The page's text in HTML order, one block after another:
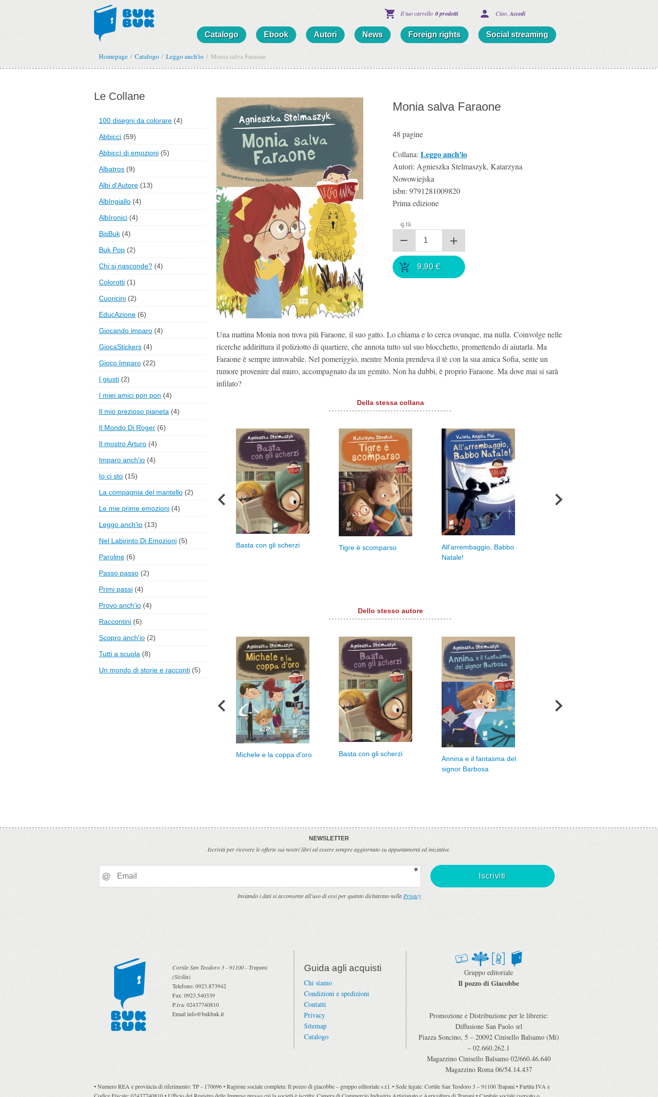
Il tuo carrello 0 prodotti Ciao, Accedi
Catalogo Ebook Autori News Foreign rights Social streaming
Homepage Catalogo Leggo anch'io Monia salva Faraone
Monia salva Faraone
48 pagine
Collana: Leggo anch'io
Autori: Agnieszka Stelmaszyk, Katarzyna
Nowowiejska
isbn: 9791281009820
Prima edizione
q.tà
9,90€
Una mattina Monia non trova più Faraone, il suo gatto. Lo chiama e lo cerca ovunque, ma nulla. Coinvolge nelle
ricerche addirittura il poliziotto di quartiere, che annota tutto sul suo blocchetto, promettendo di aiutarla. Ma
Faraone è sempre introvabile. Nel pomeriggio, mentre Monia prendeva il tè con la sua amica Sofia, sente un
rumore provenire dal muro, accompagnato da un gemito. Non ha dubbi, è proprio Faraone. Ma dove mai si sarà
infilato?
Della stessa collana
Basta con gli scherzi Tigre è scomparso
All'arrembaggio, Babbo
Natale!
Dello stesso autore
Michele e la coppa d'oro Basta con gli scherzi
Annina e il fantasma del
signor Barbosa
Le Collane
100 disegni da colorare (4)
Abbiccì (59)
Abbiccì di emozioni (5)
Albatros (9)
Albi d'Autore (13)
AlbIngiallo (4)
AlbIronici (4)
BisBuk (4)
Buk Pop (2)
Chi si nasconde? (4)
Colorotti (1)
Cuoricini (2)
EducAzione (6)
Giocando imparo (4)
GiocaStickers (4)
Gioco Imparo (22)
I giusti (2)
I miei amici pon pon (4)
Il mio prezioso pianeta (4)
Il Mondo Di Roger (6)
Il mostro Arturo (4)
Imparo anch'io (4)
Io ci sto (15)
La compagnia del mantello (2)
Le mie prime emozioni (4)
Leggo anch'io (13)
Nel Labirinto Di Emozioni (5)
Paroline (6)
Passo passo (2)
Primi passi (4)
Provo anch'io (4)
Raccontini (6)
Scopro anch'io (2)
Tutti a scuola (8)
Un mondo di storie e racconti (5)
NEWSLETTER
Iscriviti per ricevere le offerte sui nostri libri ed essere sempre aggiornato su appuntamenti ed iniziative.
Inviando i dati si acconsente all'uso di essi per quanto dichiarato nellaPrivacy
Cortile San Teodoro 3-91100-Trapani
(Sicilia)
Telefono:0923.873942
Fax:0923.540339
P.iva:02437740810
Emailinfo@bukbuk.it
Guida agli acquisti
Chi siamo
Condizioni e spedizioni
Contatti
Privacy
Sitemap
Catalogo
Gruppo editoriale
Il pozzo di Giacobbe
Promozione e Distribuzione per le librerie:
Diffusione San Paolo srl
Piazza Soncino, 5 – 20092 Cinisello Balsamo (Mi)
– 02.660.262.1
Magazzino Cinisello Balsamo 02/660.46.640
Magazzino Roma 06/54.14.437
• Numero REA e provincia di riferimento: TP - 170696 • Ragione sociale completa: Il pozzo di giacobbe – gruppo editoriale s.r.l. • Sede legale: Cortile San Teodoro 3 – 91100 Trapani • Partita IVA e